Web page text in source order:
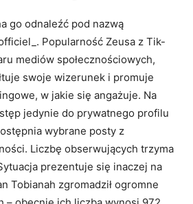
go odnaleźć pod nazwą
Popularność Zeusa z Tik-
mediów społecznościowych,
swoje wizerunek i promuje
w jakie się angażuje. Na
jedynie do prywatnego profilu
wybrane posty z
Liczbę obserwujących trzyma
prezentuje się inaczej na
Tobianah zgromadził ogromne